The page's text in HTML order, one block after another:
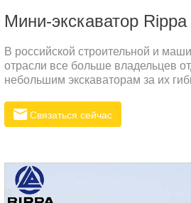
Мини-экскаватор
В российской строительной и
отрасли все больше владельцев
небольшим экскаваторам за их
Связаться сейчас